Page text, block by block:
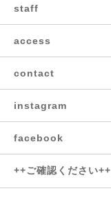
staff
access
contact
instagram
facebook
++ご確認ください++